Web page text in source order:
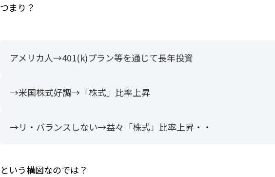
つまり？
アメリカ人→401(k)プラン等を通じて長年投資
→米国株式好調→「株式」比率上昇
→リ・バランスしない→益々「株式」比率上昇・・
という構図なのでは？